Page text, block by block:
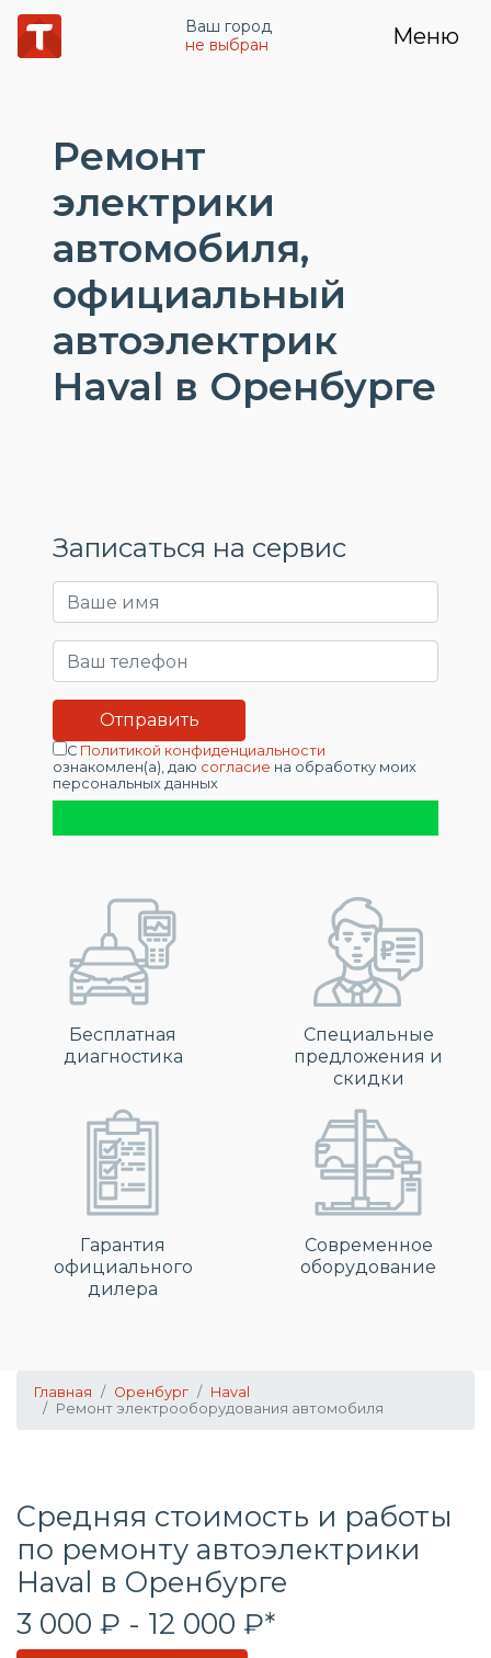
Ваш город
не выбран
Меню
Ремонт
электрики
автомобиля,
официальный
автоэлектрик
Haval в Оренбурге
Записаться на сервис
С Политикой конфиденциальности
ознакомлен(а), даю согласие на обработку моих
персональных данных
Бесплатная
диагностика
Специальные
предложения и
скидки
Гарантия
официального
дилера
Современное
оборудование
Главная Оренбург
Haval
Ремонт электрооборудования автомобиля
Средняя стоимость и работы
по ремонту автоэлектрики
Haval в Оренбурге
3 000 ₽ - 12 000 ₽*